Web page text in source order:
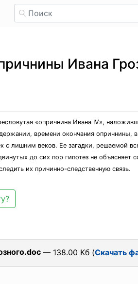
Ивана
«опричнина Ивана IV»,
времени окончания
с лишним веков. Ее загадки, решаемой
до сих пор гипотез не объясняет
их причинно-следственную связь.
— 138.00 Кб (Скачать